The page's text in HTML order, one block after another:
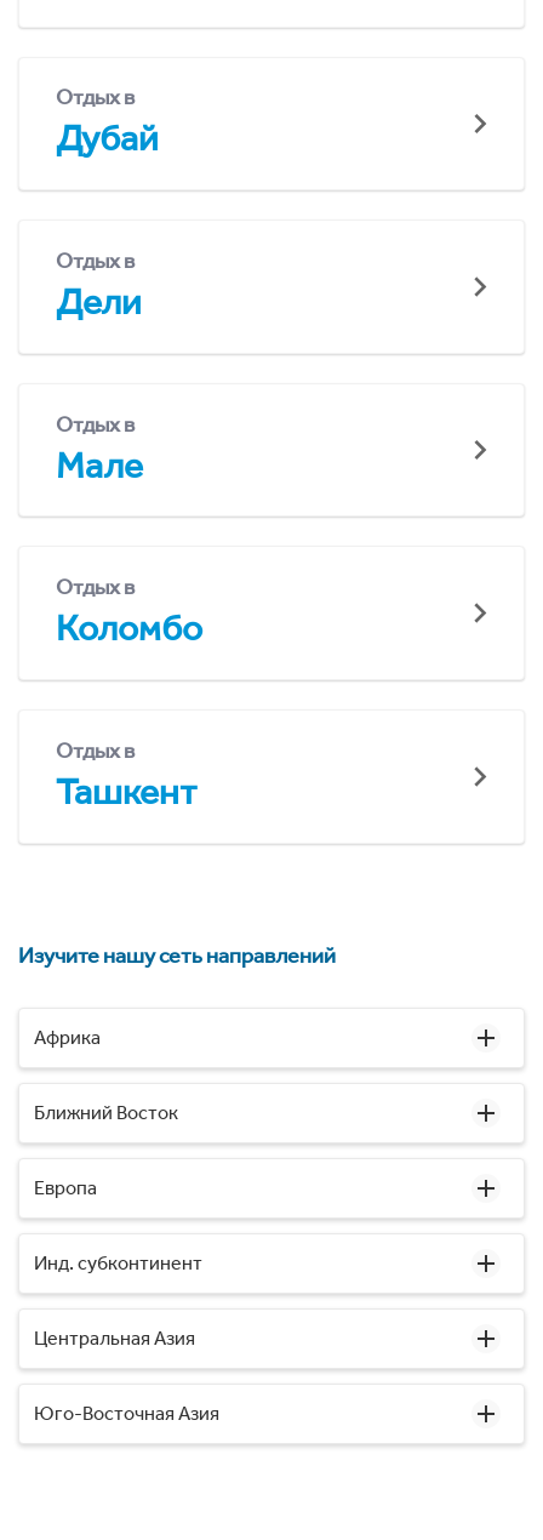
Отдых в
Дубай
Отдых в
Дели
Отдых в
Мале
Отдых в
Коломбо
Отдых в
Ташкент
Изучите нашу сеть направлений
Африка
Ближний Восток
Европа
Инд. субконтинент
Центральная Азия
Юго-Восточная Азия